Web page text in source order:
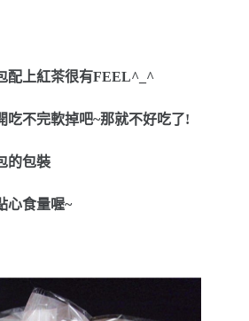
配上紅茶很有FEEL^_^
吃不完軟掉吧~那就不好吃了!
的包裝
心食量喔~